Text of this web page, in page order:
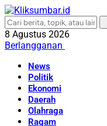
8 Agustus 2026
Berlangganan
News
Politik
Ekonomi
Daerah
Olahraga
Ragam